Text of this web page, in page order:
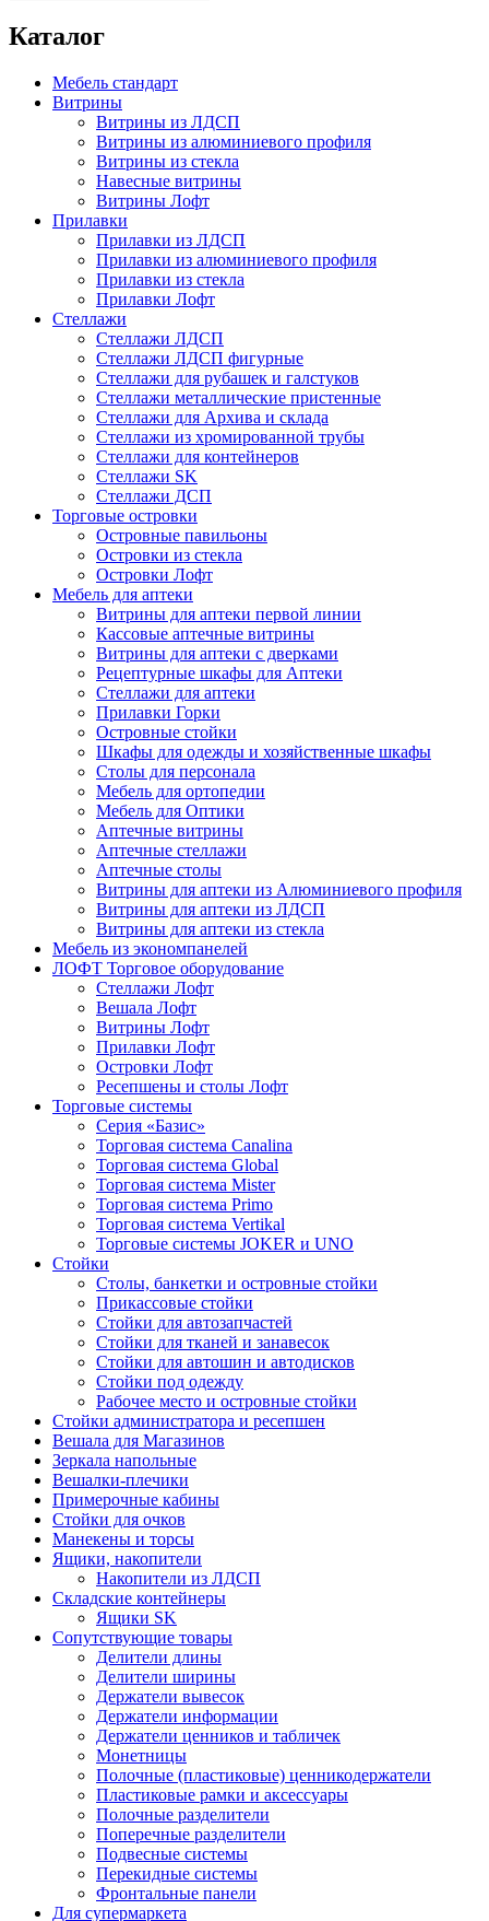
Каталог
Мебель стандарт
Витрины
Витрины из ЛДСП
Витрины из алюминиевого профиля
Витрины из стекла
Навесные витрины
Витрины Лофт
Прилавки
Прилавки из ЛДСП
Прилавки из алюминиевого профиля
Прилавки из стекла
Прилавки Лофт
Стеллажи
Стеллажи ЛДСП
Стеллажи ЛДСП фигурные
Стеллажи для рубашек и галстуков
Стеллажи металлические пристенные
Стеллажи для Архива и склада
Стеллажи из хромированной трубы
Стеллажи для контейнеров
Стеллажи SK
Стеллажи ДСП
Торговые островки
Островные павильоны
Островки из стекла
Островки Лофт
Мебель для аптеки
Витрины для аптеки первой линии
Кассовые аптечные витрины
Витрины для аптеки с дверками
Рецептурные шкафы для Аптеки
Стеллажи для аптеки
Прилавки Горки
Островные стойки
Шкафы для одежды и хозяйственные шкафы
Столы для персонала
Мебель для ортопедии
Мебель для Оптики
Аптечные витрины
Аптечные стеллажи
Аптечные столы
Витрины для аптеки из Алюминиевого профиля
Витрины для аптеки из ЛДСП
Витрины для аптеки из стекла
Мебель из экономпанелей
ЛОФТ Торговое оборудование
Стеллажи Лофт
Вешала Лофт
Витрины Лофт
Прилавки Лофт
Островки Лофт
Ресепшены и столы Лофт
Торговые системы
Серия «Базис»
Торговая система Canalina
Торговая система Global
Торговая система Mister
Торговая система Primo
Торговая система Vertikal
Торговые системы JOKER и UNO
Стойки
Столы, банкетки и островные стойки
Прикассовые стойки
Стойки для автозапчастей
Стойки для тканей и занавесок
Стойки для автошин и автодисков
Стойки под одежду
Рабочее место и островные стойки
Стойки администратора и ресепшен
Вешала для Магазинов
Зеркала напольные
Вешалки-плечики
Примерочные кабины
Стойки для очков
Манекены и торсы
Ящики, накопители
Накопители из ЛДСП
Складские контейнеры
Ящики SK
Сопутствующие товары
Делители длины
Делители ширины
Держатели вывесок
Держатели информации
Держатели ценников и табличек
Монетницы
Полочные (пластиковые) ценникодержатели
Пластиковые рамки и аксессуары
Полочные разделители
Поперечные разделители
Подвесные системы
Перекидные системы
Фронтальные панели
Для супермаркета